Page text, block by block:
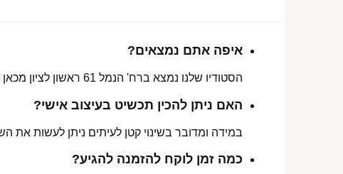
איפה אתם נמצאים?
הסטודיו שלנו נמצא ברח' הנמל 61 ראשון לציון מכאן ניתן לאסוף הזמנות, לתקן או להחליף מידה.
האם ניתן להכין תכשיט בעיצוב אישי?
במידה ומדובר בשינוי קטן לעיתים ניתן לעשות את
כמה זמן לוקח להזמנה להגיע?